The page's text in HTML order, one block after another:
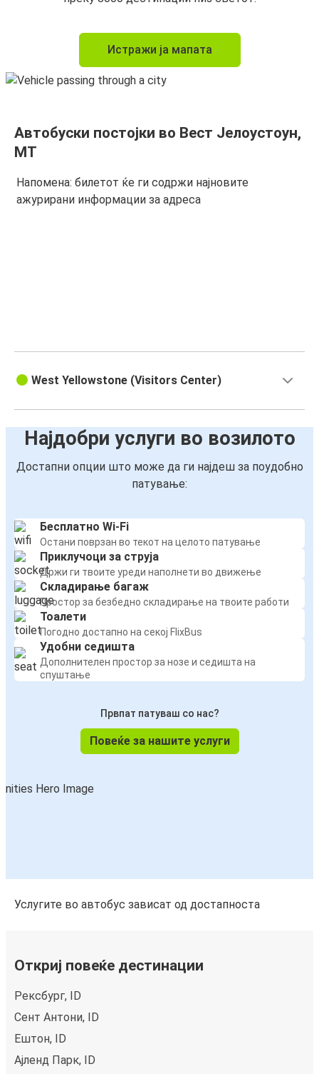
Истражи ја мапата
Автобуски постојки во Вест Јелоустоун,
MT
Напомена: билетот ќе ги содржи најновите
ажурирани информации за адреса
West Yellowstone (Visitors Center)
Најдобри услуги во возилото
Достапни опции што може да ги најдеш за поудобно
патување:
Бесплатно Wi-Fi
Остани поврзан во текот на целото патување
Приклучоци за струја
Држи ги твоите уреди наполнети во движење
Складирање багаж
Простор за безбедно складирање на твоите работи
Тоалети
Погодно достапно на секој FlixBus
Удобни седишта
Дополнителен простор за нозе и седишта на
спуштање
Првпат патуваш со нас?
Повеќе за нашите услуги
Услугите во автобус зависат од достапноста
Откриј повеќе дестинации
Рексбург, ID
Сент Антони, ID
Ештон, ID
Ајленд Парк, ID